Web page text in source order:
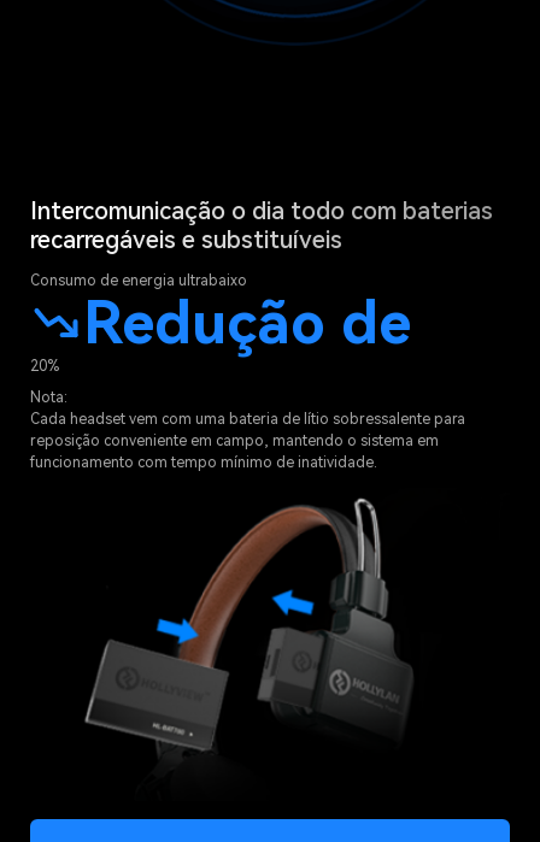
Intercomunicação o dia todo com baterias
recarregáveis e substituíveis
Consumo de energia ultrabaixo
Redução de
20%
Nota:
Cada headset vem com uma bateria de lítio sobressalente para
reposição conveniente em campo, mantendo o sistema em
funcionamento com tempo mínimo de inatividade.